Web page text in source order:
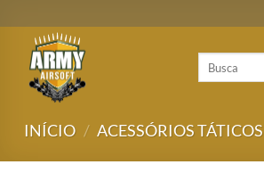
to
content
INÍCIO / ACESSÓRIOS TÁTICOS